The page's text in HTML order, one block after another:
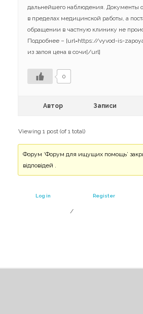
дальнейшего наблюдения. Документы
в пределах медицинской работы, а
обращении в частную клинику не
Подробнее – [url=https://vyvod-is-
из запоя цена в сочи[/url]
0
Автор Записи
Viewing 1 post (of 1 total)
Форум ‘Форум для ищущих помощь’
відповідей .
Log in
/
Register